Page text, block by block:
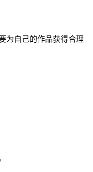
为自己的作品获得合理